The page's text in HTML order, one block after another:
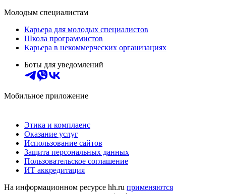
Молодым специалистам
Карьера для молодых специалистов
Школа программистов
Карьера в некоммерческих организациях
Боты для уведомлений
Мобильное приложение
Этика и комплаенс
Оказание услуг
Использование сайтов
Защита персональных данных
Пользовательское соглашение
ИТ аккредитация
На информационном ресурсе hh.ru применяются